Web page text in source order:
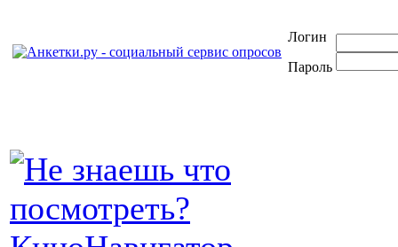
Логин
Пароль